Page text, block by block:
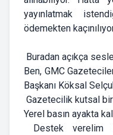
yayınlatmak
ödemekten
Buradan açıkça
Ben, GMC
Başkanı Köksal
Gazetecilik kutsal
Yerel basın ayakta
Destek verelim